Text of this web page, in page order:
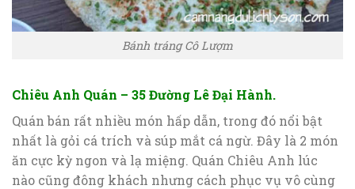
Bánh tráng Cô Lượm
Chiêu Anh Quán – 35 Đường Lê Đại Hành.
Quán bán rất nhiều món hấp dẫn, trong đó nổi bật
nhất là gỏi cá trích và súp mắt cá ngừ. Đây là 2 món
ăn cực kỳ ngon và lạ miệng. Quán Chiêu Anh lúc
nào cũng đông khách nhưng cách phục vụ vô cùng